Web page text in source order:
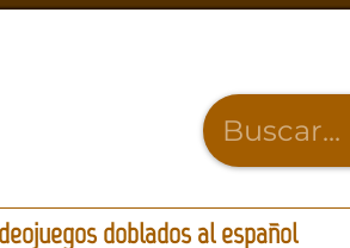
doblados al español